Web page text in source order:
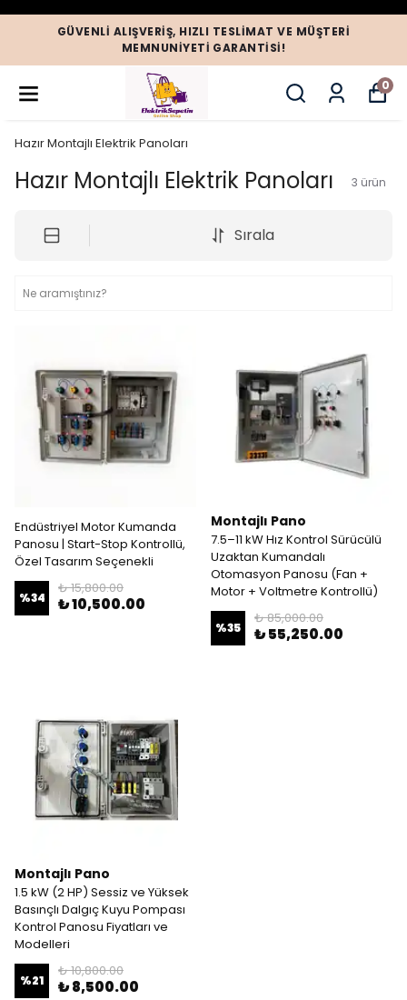
GÜVENLI ALIŞVERIŞ, HIZLI TESLIMAT VE MÜŞTERI
MEMNUNIYETI GARANTISI!
0
Hazır Montajlı Elektrik Panoları
Hazır Montajlı Elektrik Panoları 3 ürün
Sırala
Endüstriyel Motor Kumanda
Panosu | Start-Stop Kontrollü,
Özel Tasarım Seçenekli
%34
₺ 15,800.00
₺ 10,500.00
Montajlı Pano
7.5–11 kW Hız Kontrol Sürücülü
Uzaktan Kumandalı
Otomasyon Panosu (Fan +
Motor + Voltmetre Kontrollü)
%35
₺ 85,000.00
₺ 55,250.00
Montajlı Pano
1.5 kW (2 HP) Sessiz ve Yüksek
Basınçlı Dalgıç Kuyu Pompası
Kontrol Panosu Fiyatları ve
Modelleri
%21
₺ 10,800.00
₺ 8,500.00